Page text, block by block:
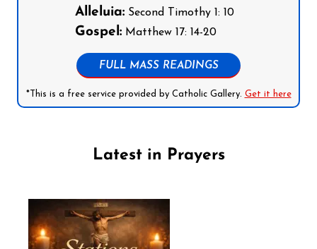
Alleluia:Second Timothy 1: 10
Gospel:Matthew 17: 14-20
FULL MASS READINGS
*This is a free service provided by Catholic Gallery. Get it here
Latest in Prayers